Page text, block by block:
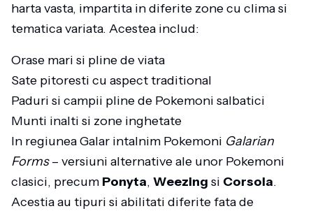
harta vasta, impartita in diferite zone cu clima si
tematica variata. Acestea includ:
Orase mari si pline de viata
Sate pitoresti cu aspect traditional
Paduri si campii pline de Pokemoni salbatici
Munti inalti si zone inghetate
In regiunea Galar intalnim Pokemoni Galarian
Forms– versiuni alternative ale unor Pokemoni
clasici, precum Ponyta, Weezing si Corsola.
Acestia au tipuri si abilitati diferite fata de